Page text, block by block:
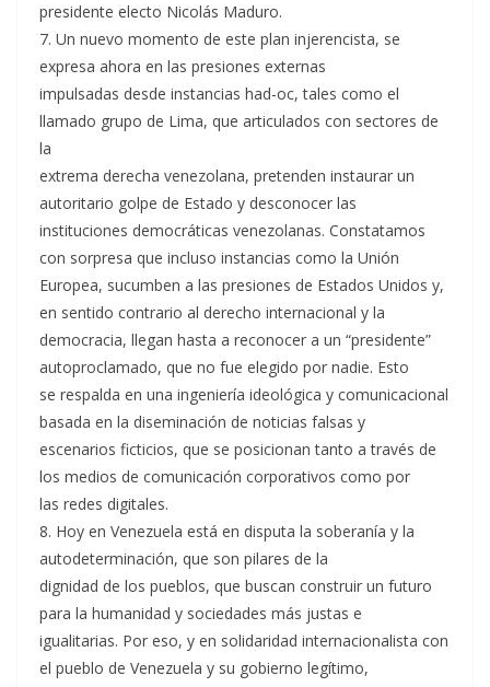
presidente electo Nicolás Maduro.
7. Un nuevo momento de este plan injerencista, se
expresa ahora en las presiones externas
impulsadas desde instancias had-oc, tales como el
llamado grupo de Lima, que articulados con sectores de
la
extrema derecha venezolana, pretenden instaurar un
autoritario golpe de Estado y desconocer las
instituciones democráticas venezolanas. Constatamos
con sorpresa que incluso instancias como la Unión
Europea, sucumben a las presiones de Estados Unidos y,
en sentido contrario al derecho internacional y la
democracia, llegan hasta a reconocer a un “presidente”
autoproclamado, que no fue elegido por nadie. Esto
se respalda en una ingeniería ideológica y comunicacional
basada en la diseminación de noticias falsas y
escenarios ficticios, que se posicionan tanto a través de
los medios de comunicación corporativos como por
las redes digitales.
8. Hoy en Venezuela está en disputa la soberanía y la
autodeterminación, que son pilares de la
dignidad de los pueblos, que buscan construir un futuro
para la humanidad y sociedades más justas e
igualitarias. Por eso, y en solidaridad internacionalista con
el pueblo de Venezuela y su gobierno legítimo,